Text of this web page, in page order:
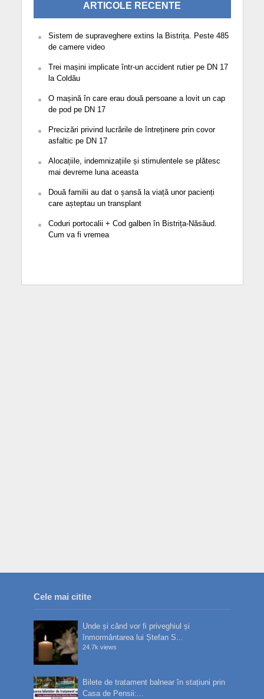
ARTICOLE RECENTE
Sistem de supraveghere extins la Bistrița. Peste 485
de camere video
Trei mașini implicate într-un accident rutier pe DN 17
la Coldău
O mașină în care erau două persoane a lovit un cap
de pod pe DN 17
Precizări privind lucrările de întreținere prin covor
asfaltic pe DN 17
Alocațiile, indemnizațiile și stimulentele se plătesc
mai devreme luna aceasta
Două familii au dat o șansă la viață unor pacienți
care așteptau un transplant
Coduri portocalii + Cod galben în Bistrița-Năsăud.
Cum va fi vremea
Cele mai citite
Unde și când vor fi priveghiul și
înmormântarea lui Ștefan S...
24.7k views
Bilete de tratament balnear în stațiuni prin
Casa de Pensii:...